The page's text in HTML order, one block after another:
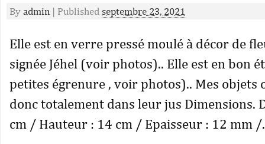
By admin | Published septembre 23, 2021
Elle est en verre pressé moulé à décor de
signée Jéhel (voir photos).. Elle est en bon
petites égrenure , voir photos).. Mes objets
donc totalement dans leur jus Dimensions.
cm / Hauteur : 14 cm / Epaisseur : 12 mm